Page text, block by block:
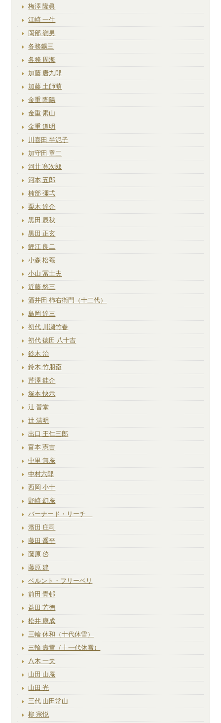
梅澤 隆眞
江崎 一生
岡部 嶺男
各務鑛三
各務 周海
加藤 唐九郎
加藤 土師萌
金重 陶陽
金重 素山
金重 道明
川喜田 半泥子
加守田 章二
河井 寛次郎
河本 五郎
楠部 彌弌
栗木 達介
黒田 辰秋
黒田 正玄
鯉江 良二
小森 松菴
小山 冨士夫
近藤 悠三
酒井田 柿右衛門（十二代）
島岡 達三
初代 川瀬竹春
初代 徳田 八十吉
鈴木 治
鈴木 竹朋斎
芹澤 銈介
塚本 快示
辻 晉堂
辻 清明
出口 王仁三郎
富本 憲吉
中里 無庵
中村六郎
西岡 小十
野崎 幻庵
バーナード・リーチ
濱田 庄司
藤田 喬平
藤原 啓
藤原 建
ベルント・フリーベリ
前田 青邨
益田 芳徳
松井 康成
三輪 休和（十代休雪）
三輪 壽雪（十一代休雪）
八木 一夫
山田 山庵
山田 光
三代 山田常山
柳 宗悦